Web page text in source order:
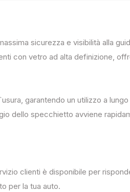
sicurezza e visibilità alla
con vetro ad alta definizione,
garantendo un utilizzo a
dello specchietto avviene
clienti è disponibile per
per la tua auto.